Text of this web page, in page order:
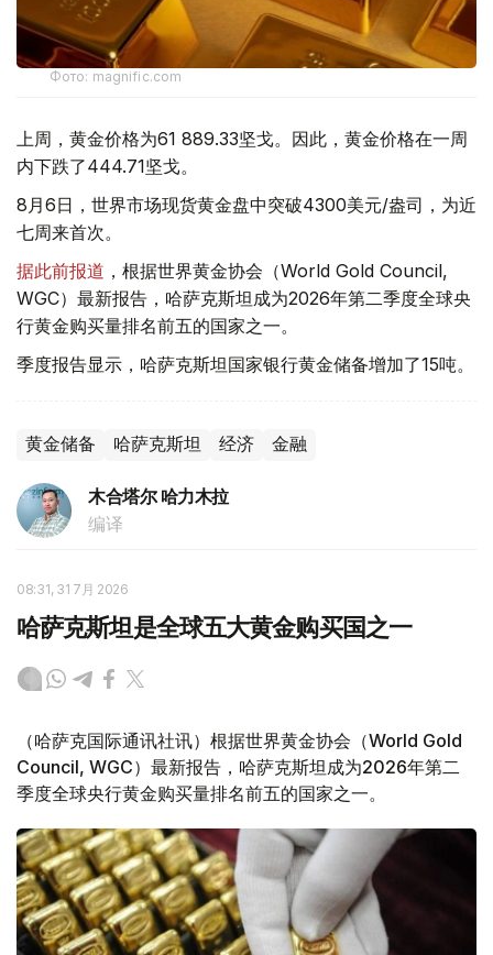
Фото: magnific.com
上周，黄金价格为61 889.33坚戈。因此，黄金价格在一周
内下跌了444.71坚戈。
8月6日，世界市场现货黄金盘中突破4300美元/盎司，为近
七周来首次。
据此前报道 ，根据世界黄金协会（World Gold Council,
WGC）最新报告，哈萨克斯坦成为2026年第二季度全球央
行黄金购买量排名前五的国家之一。
季度报告显示，哈萨克斯坦国家银行黄金储备增加了15吨。
黄金储备 哈萨克斯坦 经济 金融
木合塔尔 哈力木拉
编译
08:31, 31 7月 2026
哈萨克斯坦是全球五大黄金购买国之一
（哈萨克国际通讯社讯）根据世界黄金协会（World Gold
Council, WGC）最新报告，哈萨克斯坦成为2026年第二
季度全球央行黄金购买量排名前五的国家之一。